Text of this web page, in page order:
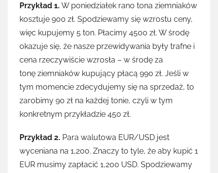
Przykład 1. W poniedziałek rano tona ziemniaków
kosztuje 900 zł. Spodziewamy się wzrostu ceny,
więc kupujemy 5 ton. Płacimy 4500 zł. W środę
okazuje się, że nasze przewidywania były trafne i
cena rzeczywiście wzrosła – w środę za
tonę ziemniaków kupujący płacą 990 zł. Jeśli w
tym momencie zdecydujemy się na sprzedaż, to
zarobimy 90 zł na każdej tonie, czyli w tym
konkretnym przykładzie 450 zł.
Przykład 2. Para walutowa EUR/USD jest
wyceniana na 1,200. Znaczy to tyle, że aby kupić 1
EUR musimy zapłacić 1,200 USD. Spodziewamy